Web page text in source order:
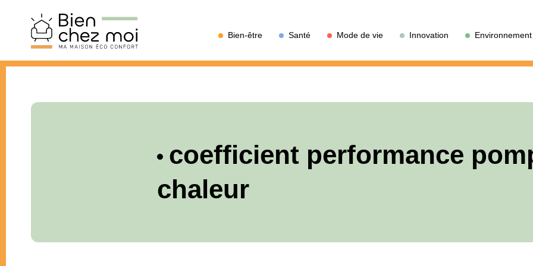
Bien-être Santé Mode de vie Innovation Environnement
coefficient performance
chaleur